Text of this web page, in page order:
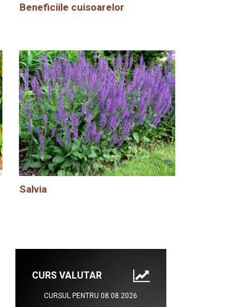
Beneficiile cuisoarelor
Salvia
CURS VALUTAR
CURSUL PENTRU 08.08.2026